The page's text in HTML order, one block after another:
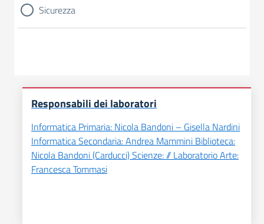
Sicurezza
Responsabili dei laboratori
Informatica Primaria: Nicola Bandoni – Gisella Nardini
Informatica Secondaria: Andrea Mammini Biblioteca:
Nicola Bandoni (Carducci) Scienze: // Laboratorio Arte:
Francesca Tommasi